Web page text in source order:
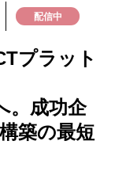
配信中
プラット
。成功企
築の最短